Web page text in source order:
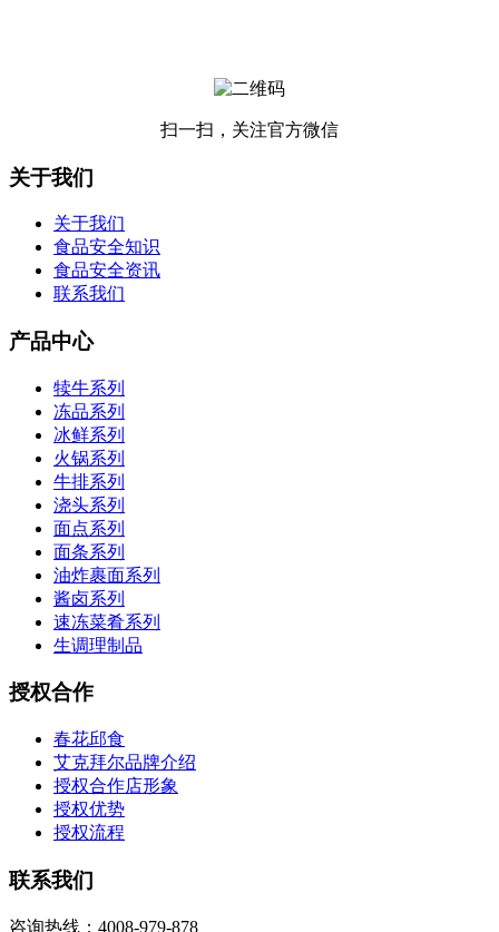
扫一扫，关注官方微信
关于我们
关于我们
食品安全知识
食品安全资讯
联系我们
产品中心
犊牛系列
冻品系列
冰鲜系列
火锅系列
牛排系列
浇头系列
面点系列
面条系列
油炸裹面系列
酱卤系列
速冻菜肴系列
生调理制品
授权合作
春花邱食
艾克拜尔品牌介绍
授权合作店形象
授权优势
授权流程
联系我们
咨询热线：4008-979-878